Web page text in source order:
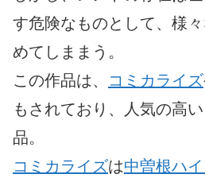
す危険なものとして、様
めてしままう。
この作品は、
コミカライズ
もされており、人気の高
品。
コミカライズは中曽根ハ